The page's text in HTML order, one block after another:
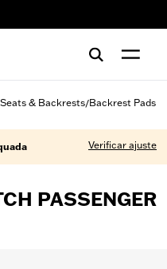
Seats & Backrests/Backrest Pads
Verificar ajuste
PASSENGER